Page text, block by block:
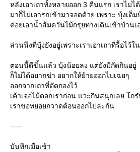
หลังเอาเถาทั้งหลายออก 3 คืนแรก เราไม่
มาก็ไม่เอารถเข้ามาจอดด้วย เพราะ บุ้งเต็
ค่อยเอาน้ำส้มควันไม้กรุยทางเดินเข้าบ้านเ
ส่วนนึงที่บุ้งยังอยู่เพราะเราเอาเถาที่รื้อไว้
ตอนนี้ดีขึ้นแล้ว บุ้งน้อยลง แต่ยังมีกัดกินอยู่
ก็ไม่ได้อยากฆ่า อยากให้ย้ายออกไปเฉยๆ
ออกจากเถาที่ตัดกองไว้
เค้าเจอไม้ดอกเราก่อน แวะกินสนุกเลย โก
เราขอทยอยกวาดต้อนออกไปละกัน
-----
บันทึกเมื่อเช้า